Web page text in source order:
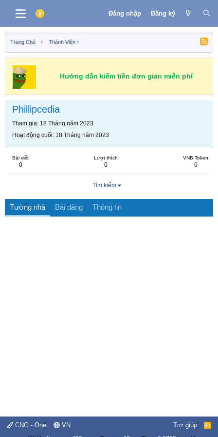
Đăng nhập Đăng ký
Trang Chủ Thành Viên
Hướng dẫn kiếm tiền đơn giản miễn phí
Phillipcedia
Tham gia 18 Tháng năm 2023
Hoạt động cuối 18 Tháng năm 2023
Bài viết
0
Lượt thích
0
VNB Token
0
Tìm kiếm
Tường nhà Bài đăng Thông tin
CNG - One VN Trợ giúp
R